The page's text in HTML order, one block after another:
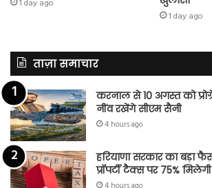
1 day ago
1 day ago
ताज़ा समाचार
करनाल से 10 अगस्त को
नींव रखेंगे सीएम सैनी
4 hours ago
हरियाणा सरकार का बड़ा
प्रॉपर्टी टैक्स पर 75%